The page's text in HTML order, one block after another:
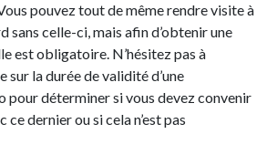
pouvez tout de même rendre visite à
celle-ci, mais afin d’obtenir une
est obligatoire. N’hésitez pas à
la durée de validité d’une
pour déterminer si vous devez convenir
ce dernier ou si cela n’est pas